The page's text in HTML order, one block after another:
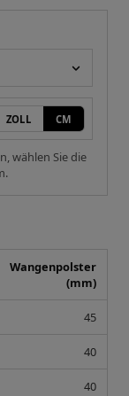
ZOLL CM
wählen Sie die
Wangenpolster
(mm)
45
40
40